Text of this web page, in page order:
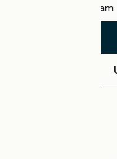
Instagram